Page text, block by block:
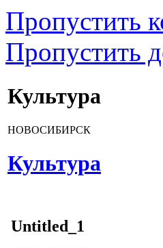
Пропустить
Пропустить
Культура
НОВОСИБИРСК
Культура
Untitled_1